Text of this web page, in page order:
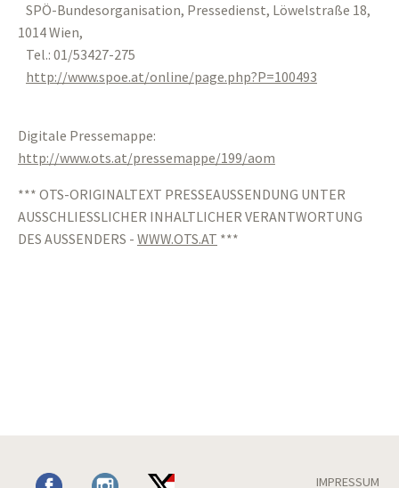
SPÖ-Bundesorganisation, Pressedienst, Löwelstraße 18,
1014 Wien,
Tel.: 01/53427-275
http://www.spoe.at/online/page.php?P=100493
Digitale Pressemappe:
http://www.ots.at/pressemappe/199/aom
*** OTS-ORIGINALTEXT PRESSEAUSSENDUNG UNTER
AUSSCHLIESSLICHER INHALTLICHER VERANTWORTUNG
DES AUSSENDERS - WWW.OTS.AT ***
IMPRESSUM